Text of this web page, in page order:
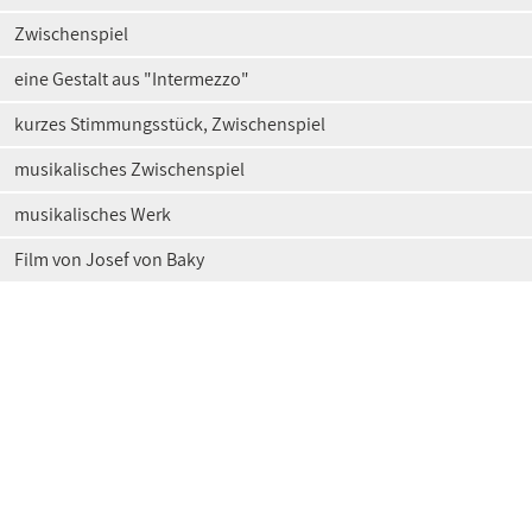
Zwischenspiel
eine Gestalt aus "Intermezzo"
kurzes Stimmungsstück, Zwischenspiel
musikalisches Zwischenspiel
musikalisches Werk
Film von Josef von Baky